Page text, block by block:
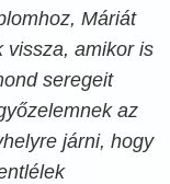
Máriát
vissza, amikor is
seregeit
az
járni, hogy